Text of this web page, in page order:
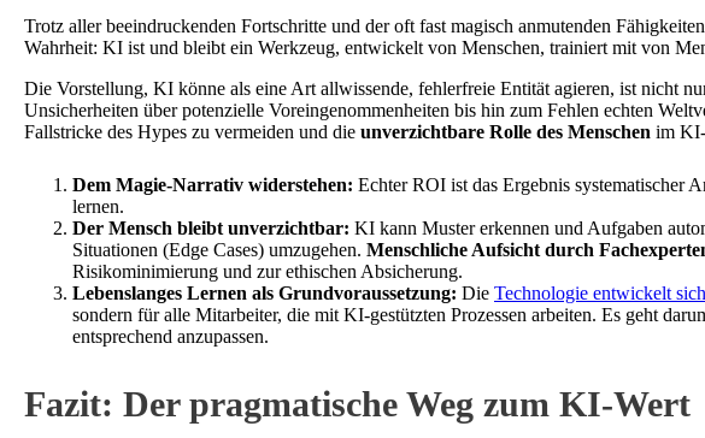
Trotz aller beeindruckenden Fortschritte und der oft fast magisch anmutenden
Wahrheit: KI ist und bleibt ein Werkzeug, entwickelt von Menschen, trainiert mit von
Die Vorstellung, KI könne als eine Art allwissende, fehlerfreie Entität agieren, ist nicht
Unsicherheiten über potenzielle Voreingenommenheiten bis hin zum Fehlen echten
Fallstricke des Hypes zu vermeiden und die unverzichtbare Rolle des Menschen im KI-
Dem Magie-Narrativ widerstehen: Echter ROI ist das Ergebnis systematischer
lernen.
Der Mensch bleibt unverzichtbar: KI kann Muster erkennen und Aufgaben
Situationen (Edge Cases) umzugehen. Menschliche Aufsicht durch
Risikominimierung und zur ethischen Absicherung.
Lebenslanges Lernen als Grundvoraussetzung: Die Technologie entwickelt
sondern für alle Mitarbeiter, die mit KI-gestützten Prozessen arbeiten. Es geht
entsprechend anzupassen.
Fazit: Der pragmatische Weg zum KI-Wert